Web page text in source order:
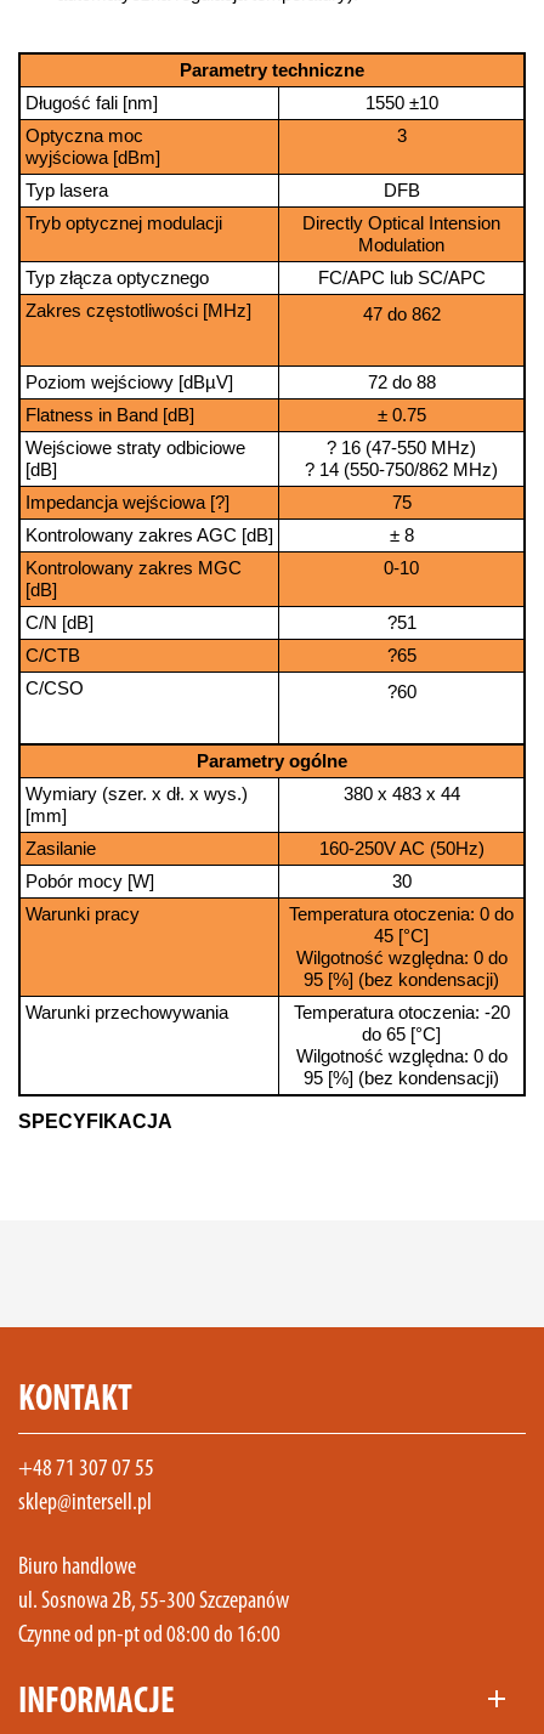
SPECYFIKACJA
Parametry techniczne
Długość fali [nm]
1550 ±10
Optyczna moc
wyjściowa [dBm]
3
Typ lasera
DFB
Tryb optycznej modulacji
Directly Optical Intension
Modulation
Typ złącza optycznego
FC/APC lub SC/APC
Zakres częstotliwości [MHz]
47 do 862
Poziom wejściowy [dBµV]
72 do 88
Flatness in Band [dB]
± 0.75
Wejściowe straty odbiciowe
[dB]
? 16 (47-550 MHz)
? 14 (550-750/862 MHz)
Impedancja wejściowa [?]
75
Kontrolowany zakres AGC [dB]
± 8
Kontrolowany zakres MGC
[dB]
0-10
C/N [dB]
?51
C/CTB
?65
C/CSO
?60
Parametry ogólne
Wymiary (szer. x dł. x wys.)
[mm]
380 x 483 x 44
Zasilanie
160-250V AC (50Hz)
Pobór mocy [W]
30
Warunki pracy
Temperatura otoczenia: 0 do
45 [°C]
Wilgotność względna: 0 do
95 [%] (bez kondensacji)
Warunki przechowywania
Temperatura otoczenia: -20
do 65 [°C]
Wilgotność względna: 0 do
95 [%] (bez kondensacji)
KONTAKT
+48 71 307 07 55
sklep@intersell.pl
Biuro handlowe
ul. Sosnowa 2B, 55-300 Szczepanów
Czynne od pn-pt od 08:00 do 16:00
INFORMACJE add